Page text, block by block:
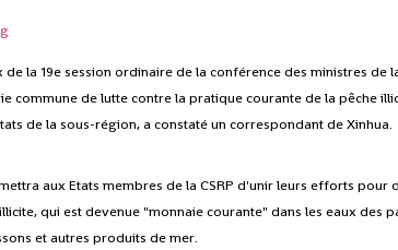
de la 19e session ordinaire de la conférence des ministres de
commune de lutte contre la pratique courante de la pêche
de la sous-région, a constaté un correspondant de Xinhua.
aux Etats membres de la CSRP d'unir leurs efforts
qui est devenue "monnaie courante" dans les eaux des
et autres produits de mer.